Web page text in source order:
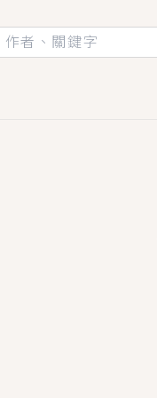
回找新歡，他居
！
……